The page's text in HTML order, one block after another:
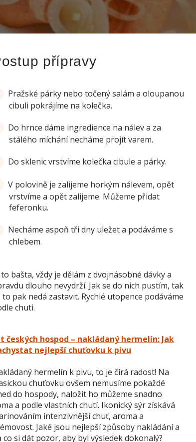
přípravy
Pražské párky nebo točený salám a oloupanou
cibuli pokrájíme na kolečka.
Do hrnce dáme ingredience na nálev a za
stálého míchání necháme projít varem.
Do sklenic vrstvíme kolečka cibule a párky.
V polovině je zalijeme horkým nálevem, opět
vrstvíme a opět zalijeme. Můžeme přidat
feferonku.
Necháme aspoň tři dny uležet a podáváme s
chlebem.
to bašta, vždy je dělám z dvojnásobné dávky a
dlouho nevydrží. Jak se do nich pustím, tak
to pak nedá zastavit. Rychlé utopence podáváme
chuti.
českých hospod – nakládaný hermelín: Jak
nejlepší chuťovku k pivu
hermelín k pivu, to je čirá radost! Na
chuťovku ovšem nemusíme pokaždé
do hospody, naložit ho můžeme snadno
a podle vlastních chutí. Ikonický sýr získává
intenzivnější chuť, aroma a
Jaké jsou nejlepší způsoby nakládání a
co si dát pozor, aby byl výsledek dokonalý?